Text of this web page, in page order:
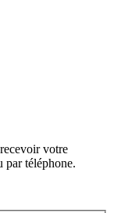
votre
par téléphone.